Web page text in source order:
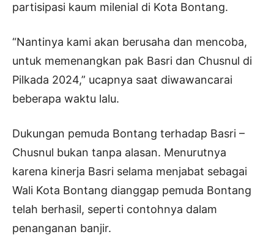
partisipasi kaum milenial di Kota Bontang.
“Nantinya kami akan berusaha dan mencoba,
untuk memenangkan pak Basri dan Chusnul di
Pilkada 2024,” ucapnya saat diwawancarai
beberapa waktu lalu.
Dukungan pemuda Bontang terhadap Basri –
Chusnul bukan tanpa alasan. Menurutnya
karena kinerja Basri selama menjabat sebagai
Wali Kota Bontang dianggap pemuda Bontang
telah berhasil, seperti contohnya dalam
penanganan banjir.